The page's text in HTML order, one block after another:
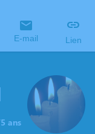
E-mail Lien
ans